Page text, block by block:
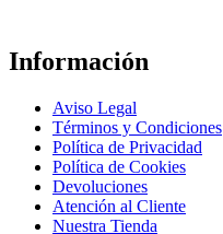
Información
Aviso Legal
Términos y Condiciones
Política de Privacidad
Política de Cookies
Devoluciones
Atención al Cliente
Nuestra Tienda